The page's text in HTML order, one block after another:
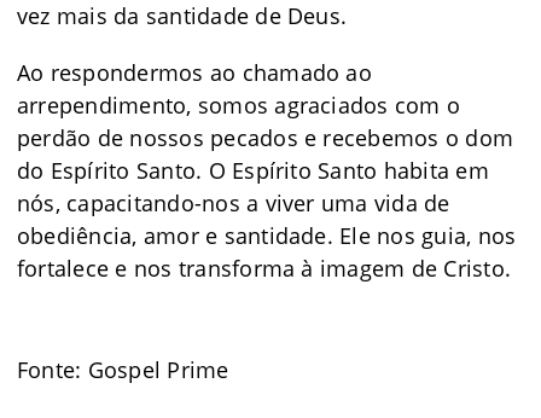
vez mais da santidade de Deus.
Ao respondermos ao chamado ao
arrependimento, somos agraciados com o
perdão de nossos pecados e recebemos o dom
do Espírito Santo. O Espírito Santo habita em
nós, capacitando-nos a viver uma vida de
obediência, amor e santidade. Ele nos guia, nos
fortalece e nos transforma à imagem de Cristo.
Fonte: Gospel Prime